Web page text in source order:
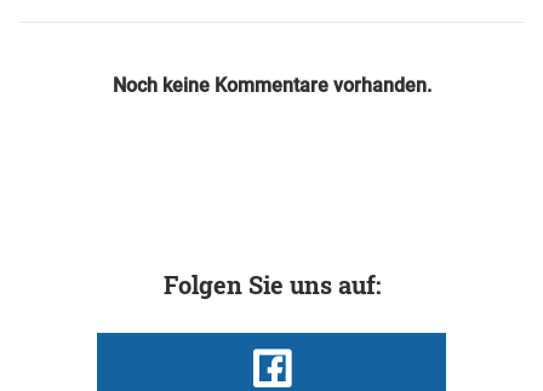
Noch keine Kommentare vorhanden.
Folgen Sie uns auf: